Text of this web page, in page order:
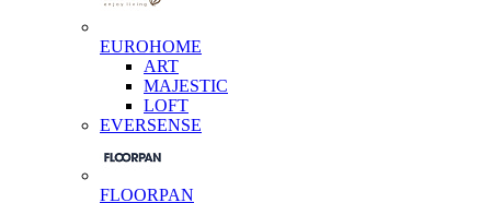
EUROHOME
ART
MAJESTIC
LOFT
EVERSENSE
FLOORPAN